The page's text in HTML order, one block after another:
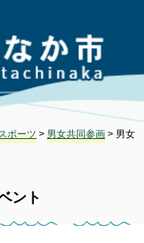
ポーツ > 男女共同参画 > 男女
ント